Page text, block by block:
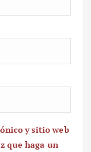
y sitio web
que haga un